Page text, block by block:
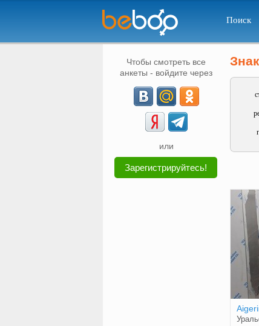
Поиск
Чтобы смотреть все
анкеты - войдите через
или
Зарегистрируйтесь!